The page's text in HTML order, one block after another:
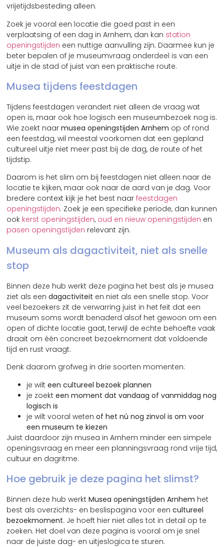
vrijetijdsbesteding alleen.
Zoek je vooral een locatie die goed past in een
verplaatsing of een dag in Arnhem, dan kan station
openingstijden een nuttige aanvulling zijn. Daarmee kun je
beter bepalen of je museumvraag onderdeel is van een
uitje in de stad of juist van een praktische route.
Musea tijdens feestdagen
Tijdens feestdagen verandert niet alleen de vraag wat
open is, maar ook hoe logisch een museumbezoek nog is.
Wie zoekt naarmusea openingstijden Arnhem op of rond
een feestdag, wil meestal voorkomen dat een gepland
cultureel uitje niet meer past bij de dag, de route of het
tijdstip.
Daarom is het slim om bij feestdagen niet alleen naar de
locatie te kijken, maar ook naar de aard van je dag. Voor
bredere context kijk je het best naarfeestdagen
openingstijden. Zoek je een specifieke periode, dan kunnen
ook kerst openingstijden, oud en nieuw openingstijden en
pasen openingstijden relevant zijn.
Museum als dagactiviteit, niet als snelle
stop
Binnen deze hub werkt deze pagina het best als je musea
ziet als eendagactiviteit en niet als een snelle stop. Voor
veel bezoekers zit de verwarring juist in het feit dat een
museum soms wordt benaderd alsof het gewoon om een
open of dichte locatie gaat, terwijl de echte behoefte vaak
draait om één concreet bezoekmoment dat voldoende
tijd en rust vraagt.
Denk daarom grofweg in drie soorten momenten:
je wilteen cultureel bezoek plannen
je zoekteen moment dat vandaag of vanmiddag nog
logisch is
je wilt vooral wetenof het nú nog zinvol is om voor
een museum te kiezen
Juist daardoor zijn musea in Arnhem minder een simpele
openingsvraag en meer een planningsvraag rond vrije tijd,
cultuur en dagritme.
Hoe gebruik je deze pagina het slimst?
Binnen deze hub werktMusea openingstijden Arnhem het
best als overzichts- en beslispagina voor eencultureel
bezoekmoment. Je hoeft hier niet alles tot in detail op te
zoeken. Het doel van deze pagina is vooral om je snel
naar de juiste dag- en uitjeslogica te sturen.